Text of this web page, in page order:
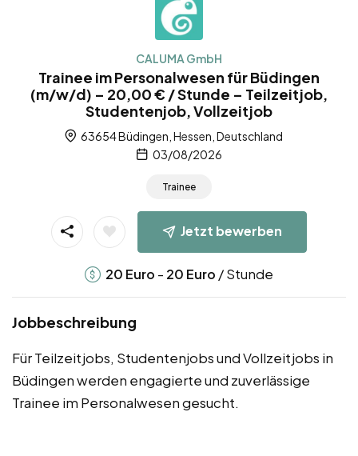
CALUMA GmbH
Trainee im Personalwesen für Büdingen
(m/w/d) – 20,00 € / Stunde – Teilzeitjob,
Studentenjob, Vollzeitjob
63654 Büdingen, Hessen, Deutschland
03/08/2026
Trainee
Jetzt bewerben
20 Euro - 20 Euro / Stunde
Jobbeschreibung
Für Teilzeitjobs, Studentenjobs und Vollzeitjobs in
Büdingen werden engagierte und zuverlässige
Trainee im Personalwesen gesucht.